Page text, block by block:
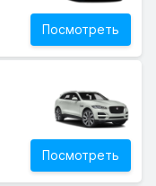
Посмотреть
Посмотреть